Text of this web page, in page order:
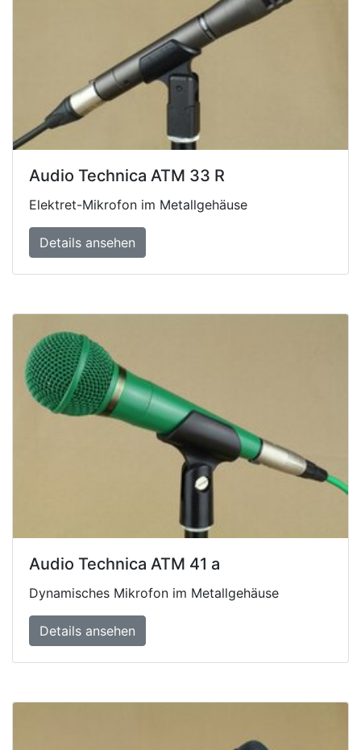
Audio Technica ATM 33 R
Elektret-Mikrofon im Metallgehäuse
Details ansehen
Audio Technica ATM 41 a
Dynamisches Mikrofon im Metallgehäuse
Details ansehen